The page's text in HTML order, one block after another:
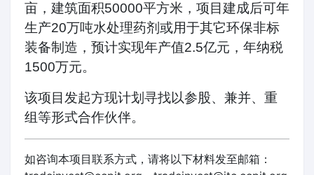
亩，建筑面积50000平方米，项目建成后可年
生产20万吨水处理药剂或用于其它环保非标
装备制造，预计实现年产值2.5亿元，年纳税
1500万元。
该项目发起方现计划寻找以参股、兼并、重
组等形式合作伙伴。
如咨询本项目联系方式，请将以下材料发至邮箱：